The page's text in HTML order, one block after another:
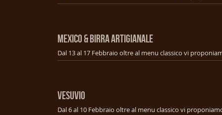
MEXICO & BIRRA ARTIGIANALE
VESUVIO